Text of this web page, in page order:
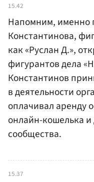
15.42
Напомним, именно
Константинова,
как «Руслан Д.»,
фигурантов дела
Константинов
в деятельности
оплачивал аренду
онлайн-кошелька
сообщества.
15.37